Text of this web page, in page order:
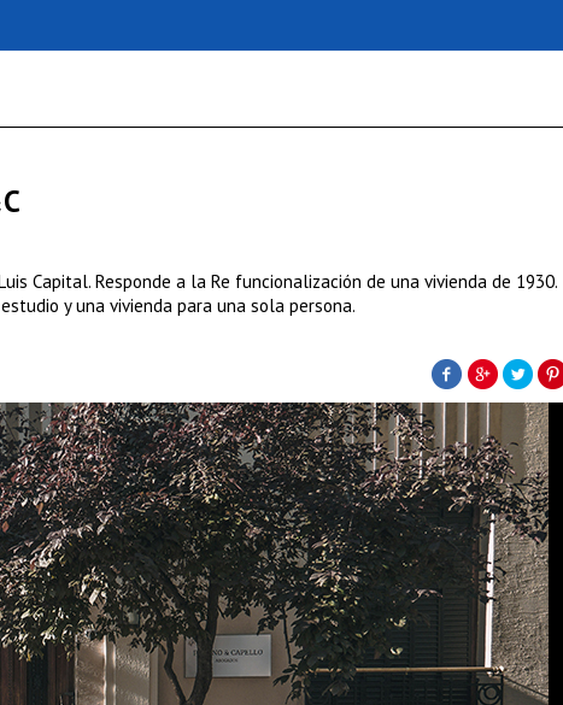
Capital. Responde a la Re funcionalización de una vivienda de 1930.
y una vivienda para una sola persona.